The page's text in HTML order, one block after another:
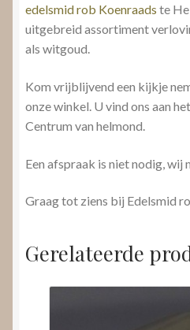
edelsmid rob Koenraads te
uitgebreid assortiment
als witgoud.
Kom vrijblijvend een kijkje
onze winkel. U vind ons aan
Centrum van helmond.
Een afspraak is niet nodig, wij
Graag tot ziens bij Edelsmid
Gerelateerde